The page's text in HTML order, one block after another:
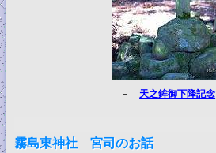
－ 天之鉾御下降記念
霧島東神社 宮司のお話